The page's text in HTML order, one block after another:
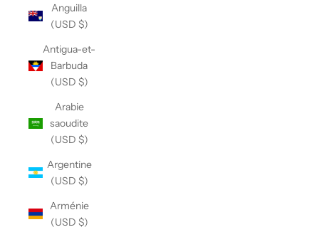
Anguilla
(USD $)
Antigua-et-
Barbuda
(USD $)
Arabie
saoudite
(USD $)
Argentine
(USD $)
Arménie
(USD $)